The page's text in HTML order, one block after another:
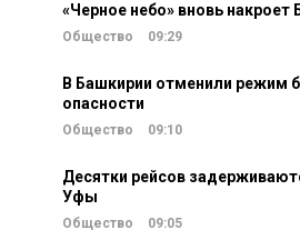
«Черное небо» вновь накроет
Общество 09:29
В Башкирии отменили режим
опасности
Общество 09:10
Десятки рейсов
Уфы
Общество 09:05